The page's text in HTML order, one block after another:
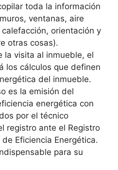
toda la información
ventanas, aire
orientación y
otras cosas).
la visita al inmueble, el
los cálculos que definen
del inmueble.
es la emisión del
energética con
por el técnico
registro ante el Registro
Eficiencia Energética.
para su